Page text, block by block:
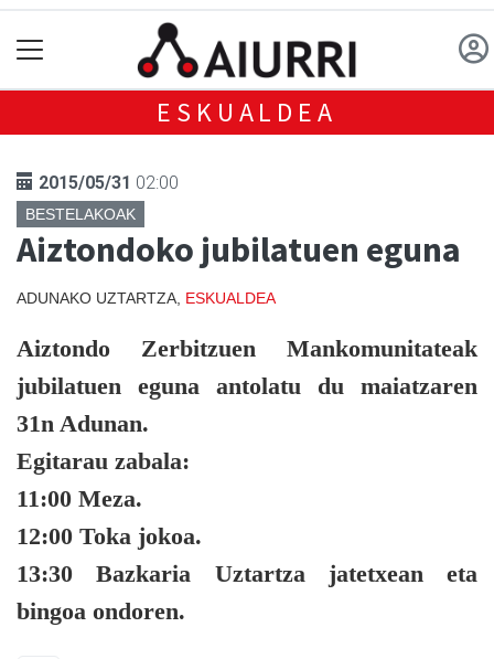
ESKUALDEA
2015/05/31 02:00
BESTELAKOAK
Aiztondoko jubilatuen eguna
ADUNAKO UZTARTZA, ESKUALDEA
Aiztondo Zerbitzuen Mankomunitateak
jubilatuen eguna antolatu du maiatzaren
31n Adunan.
Egitarau zabala:
11:00 Meza.
12:00 Toka jokoa.
13:30 Bazkaria Uztartza jatetxean eta
bingoa ondoren.